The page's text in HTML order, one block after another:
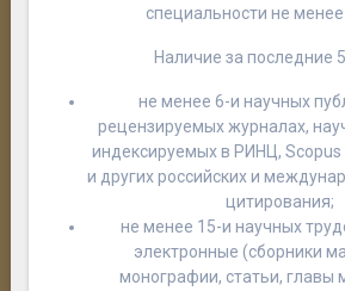
специальности не
Наличие за последние
не менее 6-и научных
рецензируемых журналах,
индексируемых в РИНЦ, Scopus
и других российских и
цитирования;
не менее 15-и научных
электронные (сборники
монографии, статьи, главы